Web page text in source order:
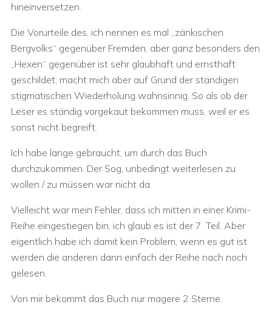
hineinversetzen.
Die Vorurteile des, ich nennen es mal „zänkischen
Bergvolks“ gegenüber Fremden, aber ganz besonders den
„Hexen“ gegenüber ist sehr glaubhaft und ernsthaft
geschildet, macht mich aber auf Grund der ständigen
stigmatischen Wiederholung wahnsinnig. So als ob der
Leser es ständig vorgekaut bekommen muss, weil er es
sonst nicht begreift.
Ich habe lange gebraucht, um durch das Buch
durchzukommen. Der Sog, unbedingt weiterlesen zu
wollen / zu müssen war nicht da.
Vielleicht war mein Fehler, dass ich mitten in einer Krimi-
Reihe eingestiegen bin, ich glaub es ist der 7. Teil. Aber
eigentlich habe ich damit kein Problem, wenn es gut ist
werden die anderen dann einfach der Reihe nach noch
gelesen.
Von mir bekommt das Buch nur magere 2 Sterne.